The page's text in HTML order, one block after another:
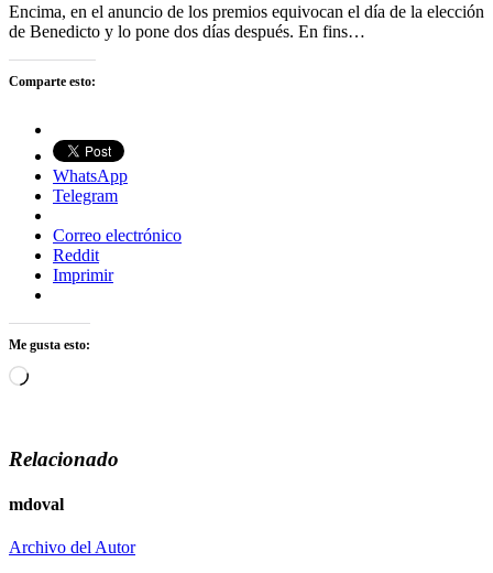
Encima, en el anuncio de los premios equivocan el día de la elección
de Benedicto y lo pone dos días después. En fins…
Comparte esto:
WhatsApp
Telegram
Correo electrónico
Reddit
Imprimir
Me gusta esto:
Cargando...
Relacionado
mdoval
Archivo del Autor